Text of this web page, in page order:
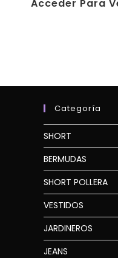
Acceder Para
Categoría
SHORT
BERMUDAS
SHORT POLLERA
VESTIDOS
JARDINEROS
JEANS